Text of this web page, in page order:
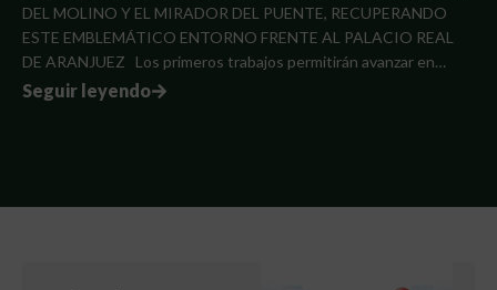
DEL MOLINO Y EL MIRADOR DEL PUENTE, RECUPERANDO
ESTE EMBLEMÁTICO ENTORNO FRENTE AL PALACIO REAL
DE ARANJUEZ Los primeros trabajos permitirán avanzar en…
Seguir leyendo